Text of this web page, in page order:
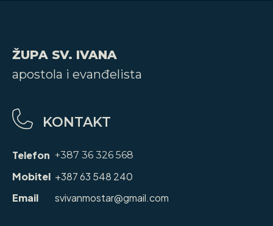
ŽUPA SV. IVANA
apostola i evanđelista
KONTAKT
Telefon +387 36 326 568
Mobitel +387 63 548 240
Email
svivanmostar@gmail.com